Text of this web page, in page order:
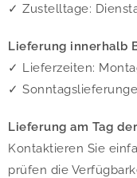
✓ Zustelltage:
Lieferung innerhalb
✓ Lieferzeiten:
✓
Lieferung am Tag
Kontaktieren Sie
prüfen die